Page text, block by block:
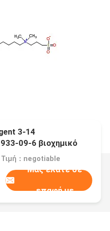
3-14
09-6 βιοχημικό
Τιμή：negotiable
Μας ελάτε σε
επαφή με